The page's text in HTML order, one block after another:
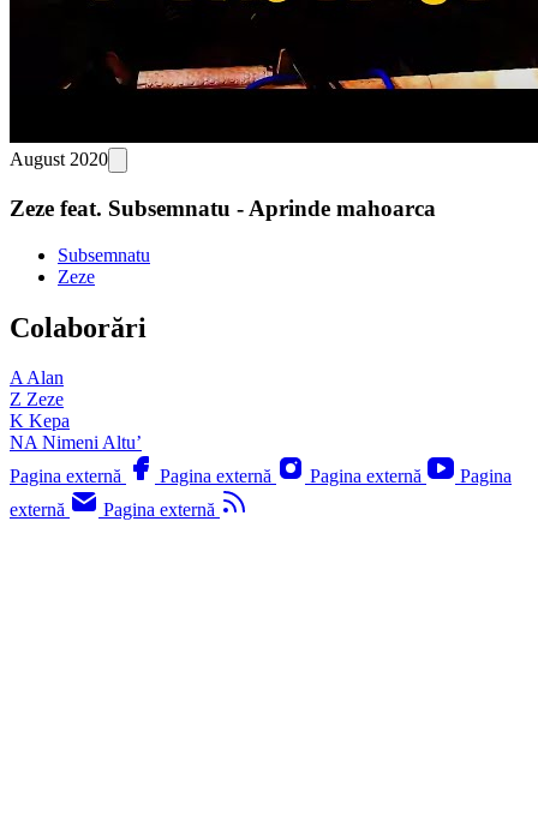
August 2020
Zeze feat. Subsemnatu - Aprinde mahoarca
Subsemnatu
Zeze
Colaborări
AAlan
Z Zeze
K Kepa
NANimeni Altu’
Pagina externă
Pagina externă Pagina externă
Pagina
externă
Pagina externă